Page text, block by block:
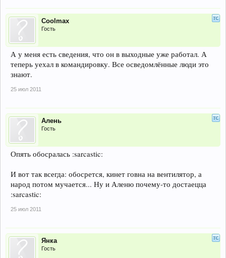
Coolmax
Гость
А у меня есть сведения, что он в выходные уже работал. А
теперь уехал в командировку. Все осведомлённые люди это
знают.
25 июл 2011
Алень
Гость
Опять обосралась :sarcastic:
И вот так всегда: обосрется, кинет говна на вентилятор, а
народ потом мучается... Ну и Аленю почему-то достаецца
:sarcastic:
25 июл 2011
Янка
Гость